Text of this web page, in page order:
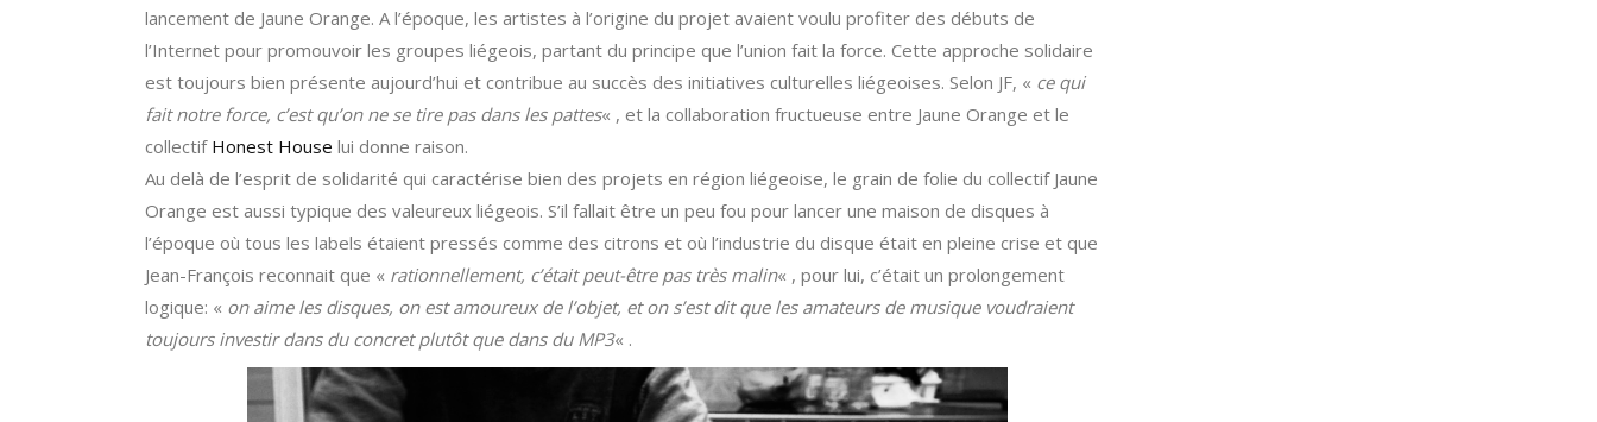
lancement de Jaune Orange. A l’époque, les artistes à l’origine du projet avaient voulu profiter des débuts de
l’Internet pour promouvoir les groupes liégeois, partant du principe que l’union fait la force. Cette approche solidaire
est toujours bien présente aujourd’hui et contribue au succès des initiatives culturelles liégeoises. Selon JF, « ce qui
fait notre force, c’est qu’on ne se tire pas dans les pattes« , et la collaboration fructueuse entre Jaune Orange et le
collectif Honest House lui donne raison.
Au delà de l’esprit de solidarité qui caractérise bien des projets en région liégeoise, le grain de folie du collectif Jaune
Orange est aussi typique des valeureux liégeois. S’il fallait être un peu fou pour lancer une maison de disques à
l’époque où tous les labels étaient pressés comme des citrons et où l’industrie du disque était en pleine crise et que
Jean-François reconnait que « rationnellement, c’était peut-être pas très malin« , pour lui, c’était un prolongement
logique: « on aime les disques, on est amoureux de l’objet, et on s’est dit que les amateurs de musique voudraient
toujours investir dans du concret plutôt que dans du MP3« .